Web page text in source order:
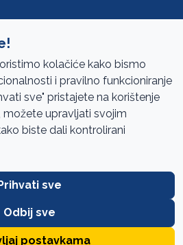
kolačiće kako bismo
i pravilno funkcioniranje
sve" pristajete na korištenje
upravljati svojim
biste dali kontrolirani
sve
Odbij sve
postavkama